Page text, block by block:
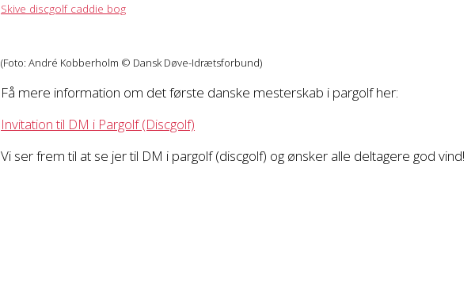
Skive discgolf caddie bog
(Foto: André Kobberholm © Dansk Døve-Idrætsforbund)
Få mere information om det første danske mesterskab i pargolf her:
Invitation til DM i Pargolf (Discgolf)
Vi ser frem til at se jer til DM i pargolf (discgolf) og ønsker alle deltagere god vind!